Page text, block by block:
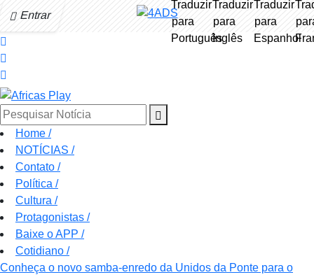
Entrar
Pesquisar Notícia
Home /
NOTÍCIAS /
Contato /
Política /
Cultura /
Protagonistas /
Baixe o APP /
Cotidiano /
Conheça o novo samba-enredo da Unidos da Ponte para o